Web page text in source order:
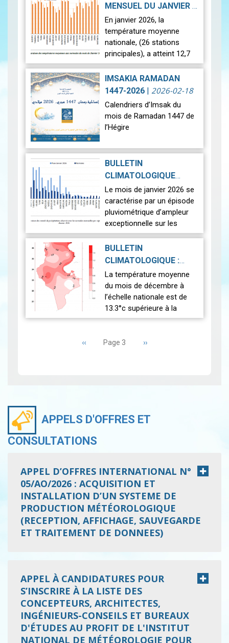
MENSUEL DU JANVIER |
2026-02-23
En janvier 2026, la
température moyenne
nationale, (26 stations
principales), a atteint 12,7
°c, soit une anomalie
positive de +1,4 °c par
rapport à la moyenne de
IMSAKIA RAMADAN
1447-2026 | 2026-02-18
Calendriers d’Imsak du
mois de Ramadan 1447 de
l’Hégire
Ci-dessous les calendriers
d’Imsak du mois de
Ramadan 1447 de l’Hégire.
tunisiennes ainsi que…
BULLETIN
CLIMATOLOGIQUE
PRÉLIMINAIRE DU
JANVIER 2026|
2026-02-13
Le mois de janvier 2026 se
caractérise par un épisode
pluviométrique d’ampleur
exceptionnelle sur les
régions du nord et du
centre, générant des
impacts hydrologiques
BULLETIN
CLIMATOLOGIQUE :
DÉCEMBRE 2025|
2026-01-30
La température moyenne
du mois de décembre à
l’échelle nationale est de
13.3°c supérieure à la
normale (12.5°c). Cela
relativement plus chaud
Page
précédente
‹‹ Page 3 Page
››
APPELS D'OFFRES ET
CONSULTATIONS
APPEL D’OFFRES INTERNATIONAL N°
05/AO/2026 : ACQUISITION ET
INSTALLATION D’UN SYSTEME DE
PRODUCTION MÉTÉOROLOGIQUE
(RECEPTION, AFFICHAGE, SAUVEGARDE
ET TRAITEMENT DE DONNEES)
APPEL À CANDIDATURES POUR
S’INSCRIRE À LA LISTE DES
CONCEPTEURS, ARCHITECTES,
INGÉNIEURS-CONSEILS ET BUREAUX
D'ÉTUDES AU PROFIT DE L'INSTITUT
NATIONAL DE MÉTÉOROLOGIE POUR